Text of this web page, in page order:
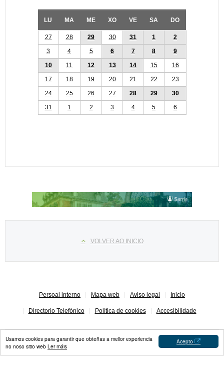
Acepto
Usamos cookies para garantir que obteñas a mellor experiencia
no noso sitio web Ler máis
LU MA ME XO VE SA DO
27 28 29 30 31 1
2
3
4 5 6 7 8
9
10
11 12 13 14 15
16
17
18 19 20 21 22
23
24
25 26 27 28 29
30
31
1 2 3 4 5 6
VOLVER AO INICIO
Persoal interno Mapa web Aviso legal Inicio
Directorio Telefónico Política de cookies Accesibilidade